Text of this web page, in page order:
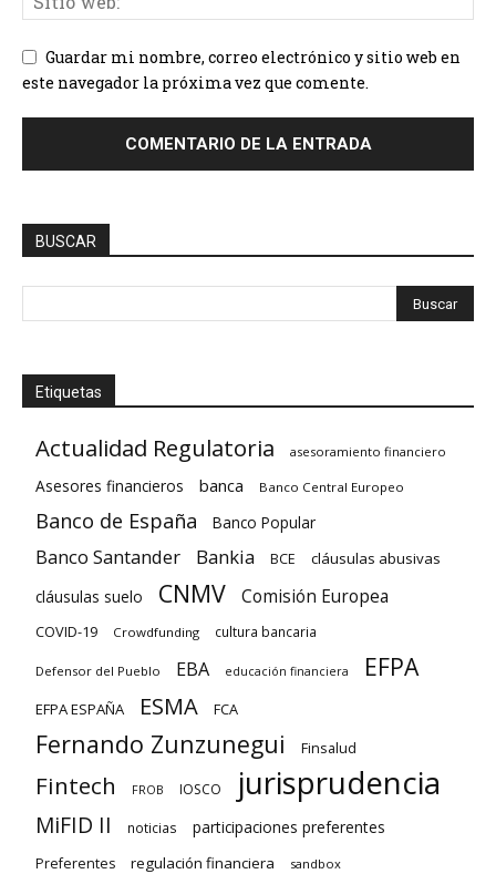
Guardar mi nombre, correo electrónico y sitio web en
este navegador la próxima vez que comente.
BUSCAR
Etiquetas
Actualidad Regulatoria asesoramiento financiero
Asesores financieros banca Banco Central Europeo
Banco de España Banco Popular
Banco Santander Bankia BCE cláusulas abusivas
cláusulas suelo CNMV Comisión Europea
COVID-19 Crowdfunding cultura bancaria
Defensor del Pueblo EBA educación financiera EFPA
EFPA ESPAÑA ESMA FCA
Fernando Zunzunegui Finsalud
Fintech FROB IOSCO jurisprudencia
MiFID II noticias participaciones preferentes
Preferentes regulación financiera sandbox